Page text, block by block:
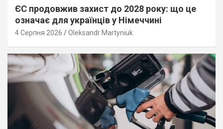
ЄС продовжив захист до 2028 року: що це
означає для українців у Німеччині
4 Серпня 2026 Oleksandr Martyniuk